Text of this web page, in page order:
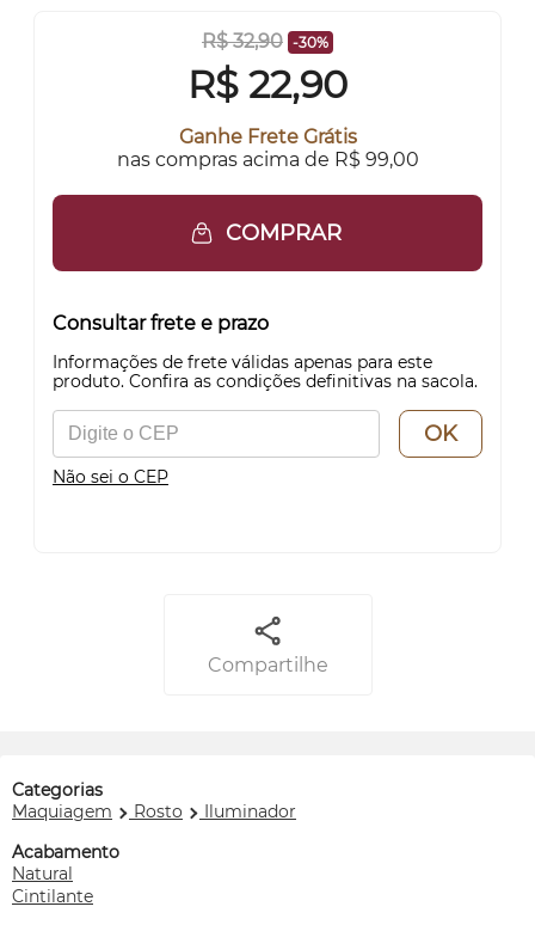
R$ 32,90 -30%
R$ 22,90
Ganhe Frete Grátis
nas compras acima de R$ 99,00
COMPRAR
Consultar frete e prazo
Informações de frete válidas apenas para este
produto. Confira as condições definitivas na sacola.
OK
Não sei o CEP
Compartilhe
Categorias
Maquiagem
Rosto
Iluminador
Acabamento
Natural
Cintilante